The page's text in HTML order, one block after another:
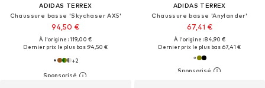
ADIDAS TERREX
Chaussure basse 'Skychaser AX5'
94,50 €
À l'origine : 119,00 €
Dernier prix le plus bas :94,50 €
+2
ADIDAS TERREX
Chaussure basse 'Anylander'
67,41 €
À l'origine : 84,90 €
Dernier prix le plus bas :67,41 €